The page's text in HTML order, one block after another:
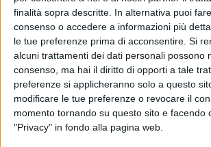
finalità sopra descritte. In alternativa puoi
consenso o accedere a informazioni più
le tue preferenze prima di acconsentire. Si
alcuni trattamenti dei dati personali possono
consenso, ma hai il diritto di opporti a tale
preferenze si applicheranno solo a questo
modificare le tue preferenze o revocare il
momento tornando su questo sito e facendo
"Privacy" in fondo alla pagina web.
diAndrea Basso